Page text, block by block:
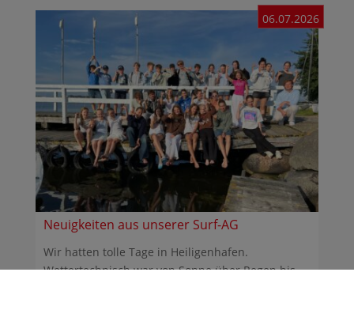
Neuigkeiten aus unserer Surf-AG
06.07.2026
Wir hatten tolle Tage in Heiligenhafen.
Wettertechnisch war von Sonne über Regen bis